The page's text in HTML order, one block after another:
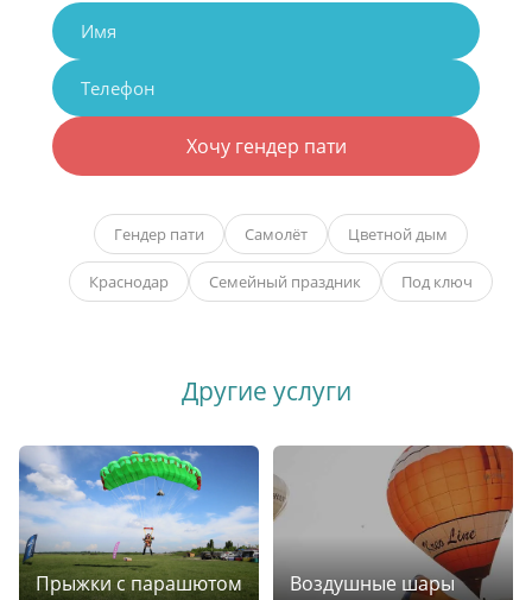
Хочу гендер пати
Гендер пати Самолёт Цветной дым
Краснодар Семейный праздник Под ключ
Другие услуги
Прыжки с парашютом Воздушные шары